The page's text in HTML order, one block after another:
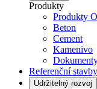
Produkty
Produkty
Beton
Cement
Kamenivo
Referenční stavby
Udržitelný rozvoj